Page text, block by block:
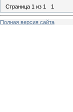
Страница 1 из 1 1
Полная версия сайта